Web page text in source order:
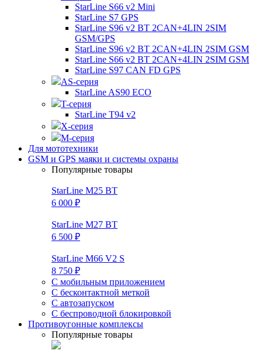
StarLine S66 v2 Mini
StarLine S7 GPS
StarLine S96 v2 BT 2CAN+4LIN 2SIM
GSM/GPS
StarLine S96 v2 BT 2CAN+4LIN 2SIM GSM
StarLine S66 v2 BT 2CAN+4LIN 2SIM GSM
StarLine S97 CAN FD GPS
AS-серия
StarLine AS90 ECO
T-серия
StarLine T94 v2
X-серия
M-серия
Для мототехники
GSM и GPS маяки и системы охраны
Популярные товары
StarLine M25 BT
6 000 ₽
StarLine M27 BT
6 500 ₽
StarLine M66 V2 S
8 750 ₽
С мобильным приложением
С бесконтактной меткой
С автозапуском
С беспроводной блокировкой
Противоугонные комплексы
Популярные товары